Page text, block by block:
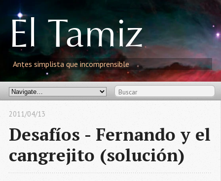
El Tamiz
Antes simplista que incomprensible
Desafíos - Fernando y el
cangrejito (solución)
2011/04/13